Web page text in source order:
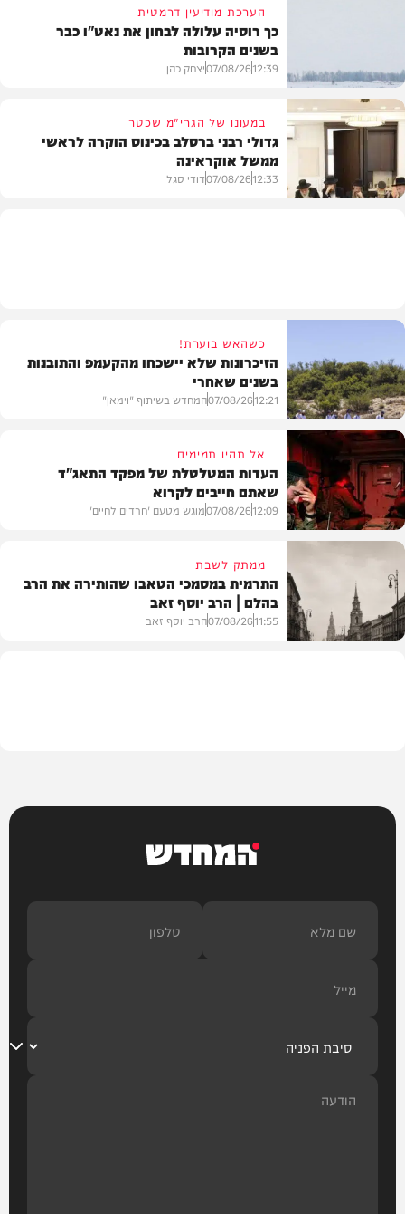
הערכת מודיעין דרמטית
כך רוסיה עלולה לבחון את נאט"ו כבר
בשנים הקרובות
12:39
07/08/26יצחק כהן
במעונו של הגרי"מ שכטר
גדולי רבני ברסלב בכינוס הוקרה לראשי
ממשל אוקראינה
12:33
07/08/26דודי סגל
וידאו
כשהאש בוערת!
הזיכרונות שלא יישכחו מהקעמפ והתובנות
בשנים שאחרי
12:21
07/08/26המחדש בשיתוף "וימאן"
דעות
אל תהיו תמימים
העדות המטלטלת של מפקד התאג"ד
שאתם חייבים לקרוא
12:09
07/08/26מוגש מטעם 'חרדים לחיים'
ממתק לשבת
התרמית במסמכי הטאבו שהותירה את הרב
בהלם | הרב יוסף זאב
11:55
07/08/26הרב יוסף זאב
המחדש